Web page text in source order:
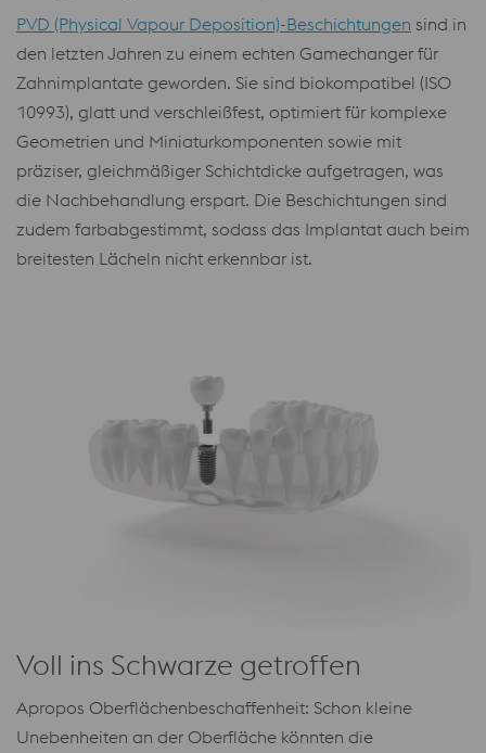
PVD (Physical Vapour Deposition)-Beschichtungen sind in
den letzten Jahren zu einem echten Gamechanger für
Zahnimplantate geworden. Sie sind biokompatibel (ISO
10993), glatt und verschleißfest, optimiert für komplexe
Geometrien und Miniaturkomponenten sowie mit
präziser, gleichmäßiger Schichtdicke aufgetragen, was
die Nachbehandlung erspart. Die Beschichtungen sind
zudem farbabgestimmt, sodass das Implantat auch beim
breitesten Lächeln nicht erkennbar ist.
Voll ins Schwarze getroffen
Apropos Oberflächenbeschaffenheit: Schon kleine
Unebenheiten an der Oberfläche könnten die